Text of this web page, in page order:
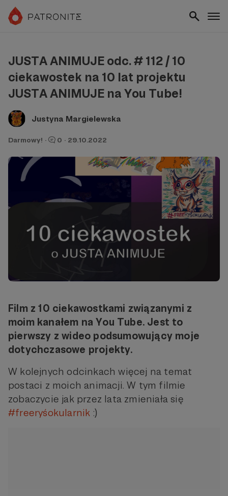
JUSTA ANIMUJE odc. # 112 / 10
ciekawostek na 10 lat projektu
JUSTA ANIMUJE na You Tube!
Justyna Margielewska
Darmowy! · 0 · 29.10.2022
Film z 10 ciekawostkami związanymi z
moim kanałem na You Tube. Jest to
pierwszy z wideo podsumowujący moje
dotychczasowe projekty.
W kolejnych odcinkach więcej na temat
postaci z moich animacji. W tym filmie
zobaczycie jak przez lata zmieniała się
#freeryśokularnik :)